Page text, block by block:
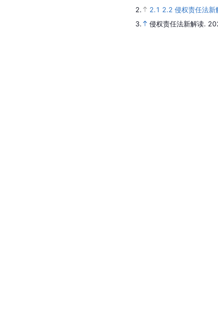
2.
2.1 2.2 侵权责任法新
3.
侵权责任法新解读.